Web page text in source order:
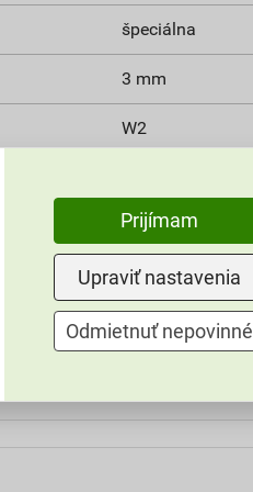
špeciálna
3 mm
W2
V2
HN14A
Weber
Prijímam
Upraviť nastavenia
Odmietnuť nepovinné